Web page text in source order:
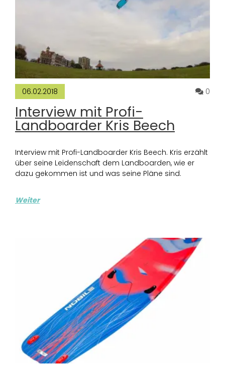
06.02.2018 0
Interview mit Profi-
Landboarder Kris Beech
Interview mit Profi-Landboarder Kris Beech. Kris erzählt
über seine Leidenschaft dem Landboarden, wie er
dazu gekommen ist und was seine Pläne sind.
Weiter